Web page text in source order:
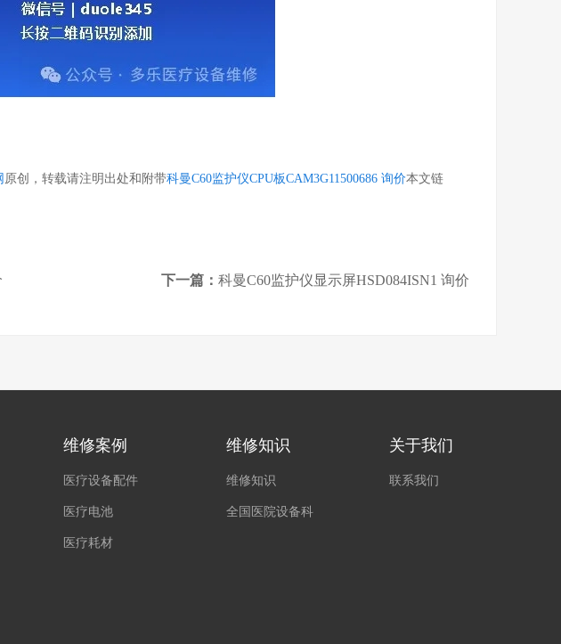
原创，转载请注明出处和附带科曼C60监护仪CPU板CAM3G11500686 询价本文链
下一篇： 科曼C60监护仪显示屏HSD084ISN1 询价
维修案例
医疗设备配件
医疗电池
医疗耗材
维修知识
维修知识
全国医院设备科
关于我们
联系我们